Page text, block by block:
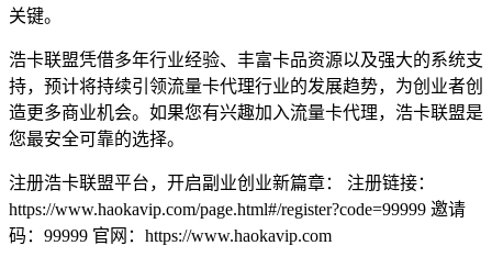
关键。
浩卡联盟凭借多年行业经验、丰富卡品资源以及强大的系统支
持，预计将持续引领流量卡代理行业的发展趋势，为创业者创
造更多商业机会。如果您有兴趣加入流量卡代理，浩卡联盟是
您最安全可靠的选择。
注册浩卡联盟平台，开启副业创业新篇章： 注册链接：
https://www.haokavip.com/page.html#/register?code=99999 邀请
码：99999 官网：https://www.haokavip.com